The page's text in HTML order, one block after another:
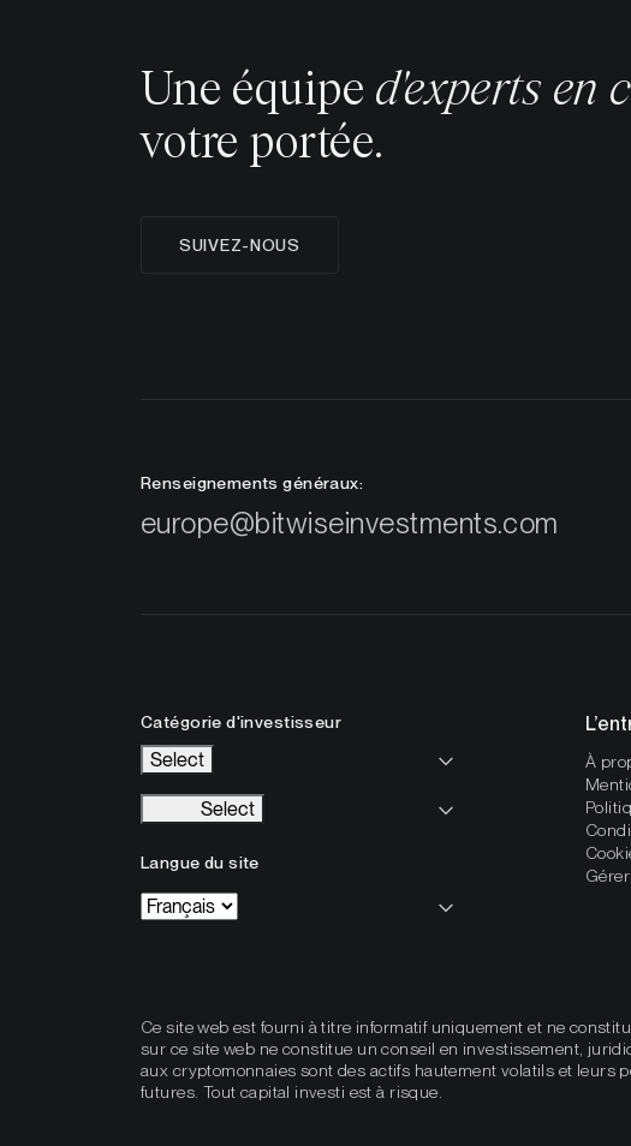
Une équipe d'experts en
votre portée.
SUIVEZ-NOUS
Renseignements généraux:
europe@bitwiseinvestments.com
Catégorie d'investisseur
Select
Select
Langue du site
À
Ce site web est fourni à titre informatif uniquement et ne
sur ce site web ne constitue un conseil en investissement,
aux cryptomonnaies sont des actifs hautement volatils et leurs
futures. Tout capital investi est à risque.